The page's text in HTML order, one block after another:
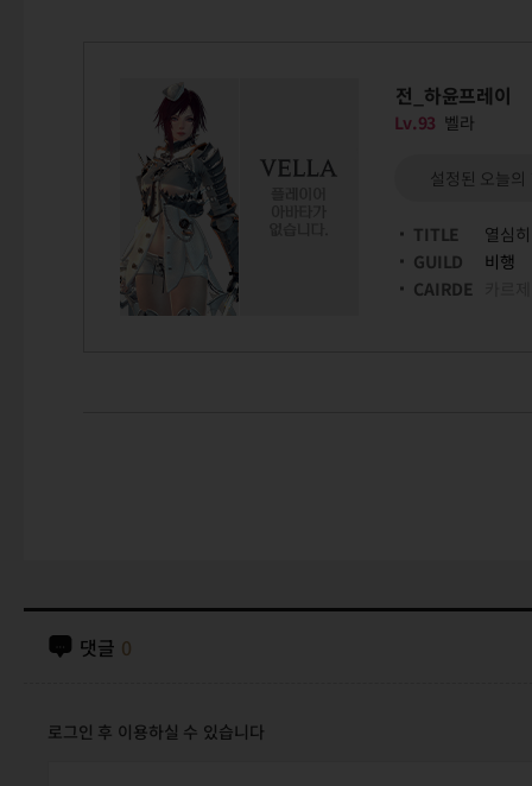
전_하윤프레이
Lv.93 벨라
설정된 오늘
TITLE
열심
GUILD
비행
CAIRDE
댓글 0
로그인 후 이용하실 수 있습니다